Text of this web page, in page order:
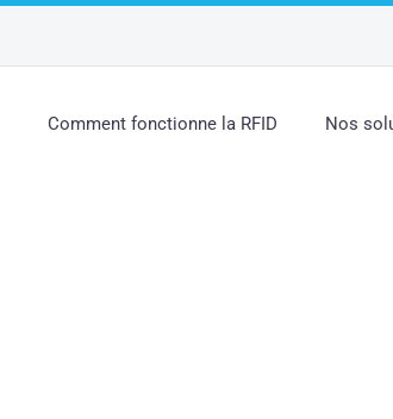
Comment fonctionne la RFID Nos